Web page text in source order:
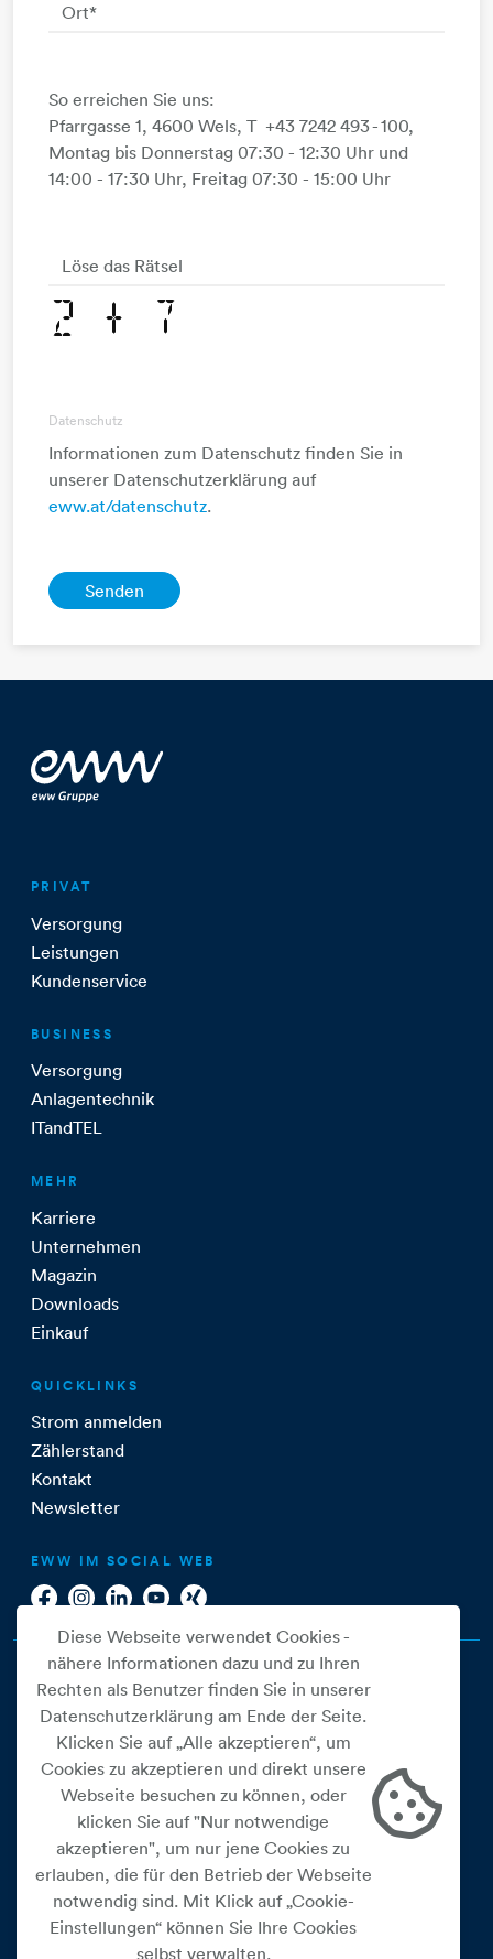
Ort*
So erreichen Sie uns:
Pfarrgasse 1, 4600 Wels, T +43 7242 493 - 100,
Montag bis Donnerstag 07:30 - 12:30 Uhr und
14:00 - 17:30 Uhr, Freitag 07:30 - 15:00 Uhr
Löse das Rätsel
Datenschutz
Informationen zum Datenschutz finden Sie in
unserer Datenschutzerklärung auf
eww.at/datenschutz.
PRIVAT
Versorgung
Leistungen
Kundenservice
BUSINESS
Versorgung
Anlagentechnik
ITandTEL
MEHR
Karriere
Unternehmen
Magazin
Downloads
Einkauf
QUICKLINKS
Strom anmelden
Zählerstand
Kontakt
Newsletter
EWW IM SOCIAL WEB
Cookie Einstellungen
Datenschutz
Impressum
Widerrufsbelehrung
Diese Webseite verwendet Cookies -
nähere Informationen dazu und zu Ihren
Rechten als Benutzer finden Sie in unserer
Datenschutzerklärung am Ende der Seite.
Klicken Sie auf „Alle akzeptieren“, um
Cookies zu akzeptieren und direkt unsere
Webseite besuchen zu können, oder
klicken Sie auf "Nur notwendige
akzeptieren", um nur jene Cookies zu
erlauben, die für den Betrieb der Webseite
notwendig sind. Mit Klick auf „Cookie-
Einstellungen“ können Sie Ihre Cookies
selbst verwalten.